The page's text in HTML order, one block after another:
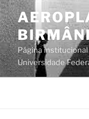
Pular
para
o
conteúdo
Página
Universidade